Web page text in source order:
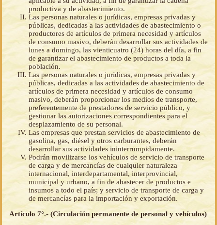
productiva y de abastecimiento.
Las personas naturales o jurídicas, empresas privadas y
públicas, dedicadas a las actividades de abastecimiento o
productores de artículos de primera necesidad y artículos
de consumo masivo, deberán desarrollar sus actividades de
lunes a domingo, las vienticuatro (24) horas del día, a fin
de garantizar el abastecimiento de productos a toda la
población.
Las personas naturales o jurídicas, empresas privadas y
públicas, dedicadas a las actividades de abastecimiento de
artículos de primera necesidad y artículos de consumo
masivo, deberán proporcionar los medios de transporte,
preferentemente de prestadores de servicio público, y
gestionar las autorizaciones correspondientes para el
desplazamiento de su personal.
Las empresas que prestan servicios de abastecimiento de
gasolina, gas, diésel y otros carburantes, deberán
desarrollar sus actividades ininterrumpidamente.
Podrán movilizarse los vehículos de servicio de transporte
de carga y de mercancías de cualquier naturaleza
internacional, interdepartamental, interprovincial,
municipal y urbano, a fin de abastecer de productos e
insumos a todo el país; y servicio de transporte de carga y
de mercancías para la importación y exportación.
Artículo 7°.- (Circulación permanente de personal y vehículos)